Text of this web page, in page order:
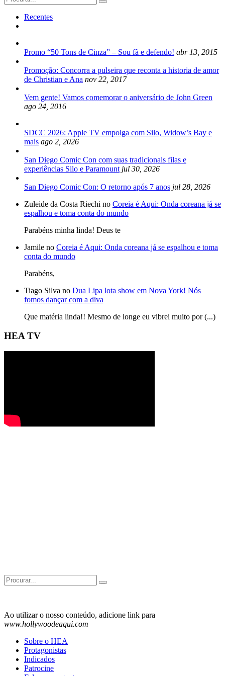
for:
Recentes
Promo “50 Tons de Cinza” – Sou fã e defendo! abr 13, 2015
Promoção: Concorra a pulseira que reconta a historia de amor
de Christian e Ana nov 22, 2017
Vem gente! Vamos comemorar o aniversário de John Green
ago 24, 2016
SDCC 2026: Apple TV empolga com Silo, Widow’s Bay e
mais ago 2, 2026
San Diego Comic Con com suas tradicionais filas e
experiências Silo e Paramount jul 30, 2026
San Diego Comic Con: O retorno após 7 anos jul 28, 2026
Zuleide da Costa Riechi no Coreia é Aqui: Onda coreana já se
espalhou e toma conta do mundo
Parabéns minha linda! Deus te
Jamile no Coreia é Aqui: Onda coreana já se espalhou e toma
conta do mundo
Parabéns,
Tiago Silva no Dua Lipa lota show em Nova York! Nós
fomos dançar com a diva
Que matéria linda!! Mesmo de longe eu vibrei muito por (...)
HEA TV
Search
for:
Ao utilizar o nosso conteúdo, adicione link para
www.hollywoodeaqui.com
Sobre o HEA
Protagonistas
Indicados
Patrocine